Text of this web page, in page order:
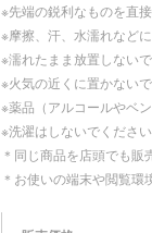
※先端の鋭利なものを直
※摩擦、汗、水濡れなど
※濡れたまま放置しない
※火気の近くに置かないで
※薬品（アルコールやベ
※洗濯はしないでくださ
＊同じ商品を店頭でも販
＊お使いの端末や閲覧環